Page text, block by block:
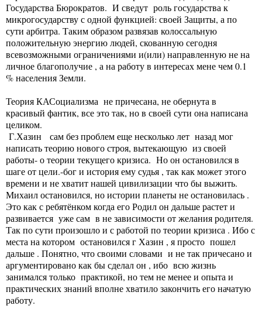
Государства Бюрократов. И сведут роль государства к
микрогосударству с одной функцией: своей Защиты, а по
сути арбитра. Таким образом развязав колоссальную
положительную энергию людей, скованную сегодня
всевозможными ограничениями и(или) направленную не на
личное благополучие , а на работу в интересах мене чем 0.1
% населения Земли.
Теория КАСоциализма не причесана, не обернута в
красивый фантик, все это так, но в своей сути она написана
целиком.
Г.Хазин сам без проблем еще несколько лет назад мог
написать теорию нового строя, вытекающую из своей
работы- о теории текущего кризиса. Но он остановился в
шаге от цели.-бог и история ему судья , так как может этого
времени и не хватит нашей цивилизации что бы выжить.
Михаил остановился, но истории планеты не остановилась .
Это как с ребятёнком когда его Родил он дальше растет и
развивается уже сам в не зависимости от желания родителя.
Так по сути произошло и с работой по теории кризиса . Ибо с
места на котором остановился г Хазин , я просто пошел
дальше . Понятно, что своими словами и не так причесано и
аргументировано как бы сделал он , ибо всю жизнь
занимался только практикой, но тем не менее и опыта и
практических знаний вполне хватило закончить его начатую
работу.